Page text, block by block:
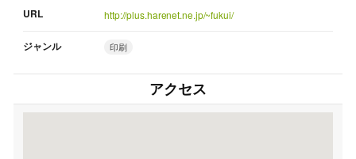
URL http://plus.harenet.ne.jp/~fukui/
ジャンル 印刷
アクセス